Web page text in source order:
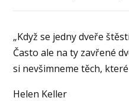
„Když se jedny dveře
Často ale na ty zavřené
si nevšimneme těch,
Helen Keller